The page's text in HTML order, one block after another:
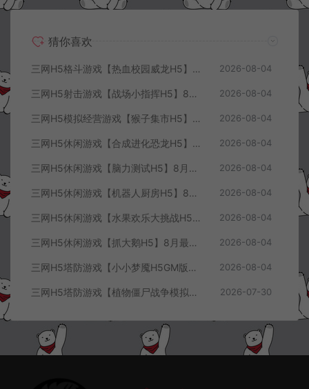
猜你喜欢
三网H5格斗游戏【热血校园威龙H5】8月最新整理Linux手工服务端+Win一键服务端+解压即玩+简易安卓客户端+详细搭建教程 2026-08-04
三网H5射击游戏【战场小指挥H5】8月最新整理Linux手工服务端+Win一键服务端+解压即玩+简易安卓客户端+详细搭建教程 2026-08-04
三网H5模拟经营游戏【猴子集市H5】8月最新整理Linux手工服务端+Win一键服务端+解压即玩+简易安卓客户端+详细搭建教程 2026-08-04
三网H5休闲游戏【合成进化恐龙H5】8月最新整理Linux手工服务端+Win一键服务端+解压即玩+简易安卓客户端+详细搭建教程 2026-08-04
三网H5休闲游戏【脑力测试H5】8月最新整理Linux手工服务端+Win一键服务端+解压即玩+简易安卓客户端+详细搭建教程 2026-08-04
三网H5休闲游戏【机器人厨房H5】8月最新整理Linux手工服务端+Win一键服务端+解压即玩+简易安卓客户端+详细搭建教程 2026-08-04
三网H5休闲游戏【水果欢乐大挑战H5】8月最新整理Linux手工服务端+Win一键服务端+解压即玩+简易安卓客户端+详细搭建教程 2026-08-04
三网H5休闲游戏【抓大鹅H5】8月最新整理Linux手工服务端+Win一键服务端+解压即玩+简易安卓客户端+详细搭建教程 2026-08-04
三网H5塔防游戏【小小梦魇H5GM版】7月最新整理Linux手工服务端+Win一键服务端+解压即玩+简易安卓客户端+详细搭建教程 2026-08-04
三网H5塔防游戏【植物僵尸战争模拟器H5】7月最新整理Linux手工服务端+Win一键服务端+解压即玩+简易安卓客户端+详细搭建教程 2026-07-30